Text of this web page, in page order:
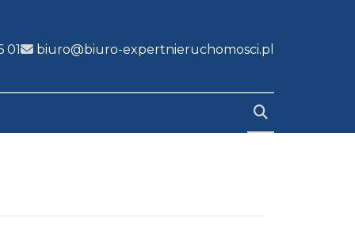
01 biuro@biuro-expertnieruchomosci.pl